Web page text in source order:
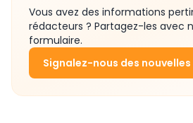
Vous avez des informations
rédacteurs ? Partagez-les avec
formulaire.
Signalez-nous des nouvelles